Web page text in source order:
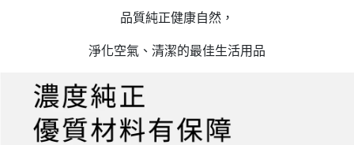
品質純正健康自然，
淨化空氣、清潔的最佳生活用品